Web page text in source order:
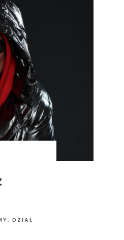
, DZIAŁ